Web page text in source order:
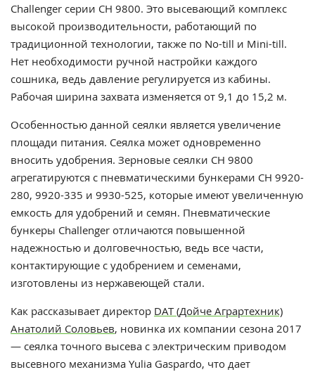
Challenger серии CH 9800. Это высевающий комплекс
высокой производительности, работающий по
традиционной технологии, также по No-till и Mini-till.
Нет необходимости ручной настройки каждого
сошника, ведь давление регулируется из кабины.
Рабочая ширина захвата изменяется от 9,1 до 15,2 м.
Особенностью данной сеялки является увеличение
площади питания. Сеялка может одновременно
вносить удобрения. Зерновые сеялки CH 9800
агрегатируются с пневматическими бункерами СН 9920-
280, 9920-335 и 9930-525, которые имеют увеличенную
емкость для удобрений и семян. Пневматические
бункеры Challenger отличаются повышенной
надежностью и долговечностью, ведь все части,
контактирующие с удобрением и семенами,
изготовлены из нержавеющей стали.
Как рассказывает директор DAT (Дойче Аграртехник)
Анатолий Соловьев, новинка их компании сезона 2017
— сеялка точного высева с электрическим приводом
высевного механизма Yulia Gaspardo, что дает